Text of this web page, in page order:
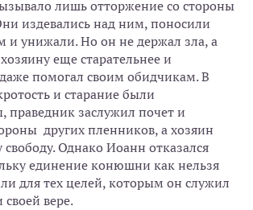
лишь отторжение со стороны
издевались над ним, поносили
и унижали. Но он не держал зла, а
еще старательнее и
помогал своим обидчикам. В
и старание были
праведник заслужил почет и
других пленников, а хозяин
Однако Иоанн отказался
единение конюшни как нельзя
для тех целей, которым он служил
своей вере.